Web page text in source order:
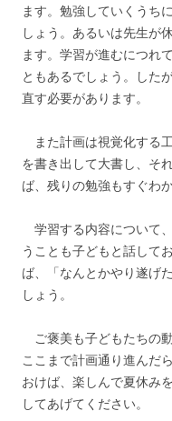
ます。勉強していくうち
しょう。あるいは先生が
ます。学習が進むにつれ
ともあるでしょう。した
直す必要があります。
また計画は視覚化する
を書き出して大書し、そ
ば、残りの勉強もすぐわ
学習する内容について
うことも子どもと話して
ば、「なんとかやり遂げ
しょう。
ご褒美も子どもたちの
ここまで計画通り進んだ
おけば、楽しんで夏休み
してあげてください。